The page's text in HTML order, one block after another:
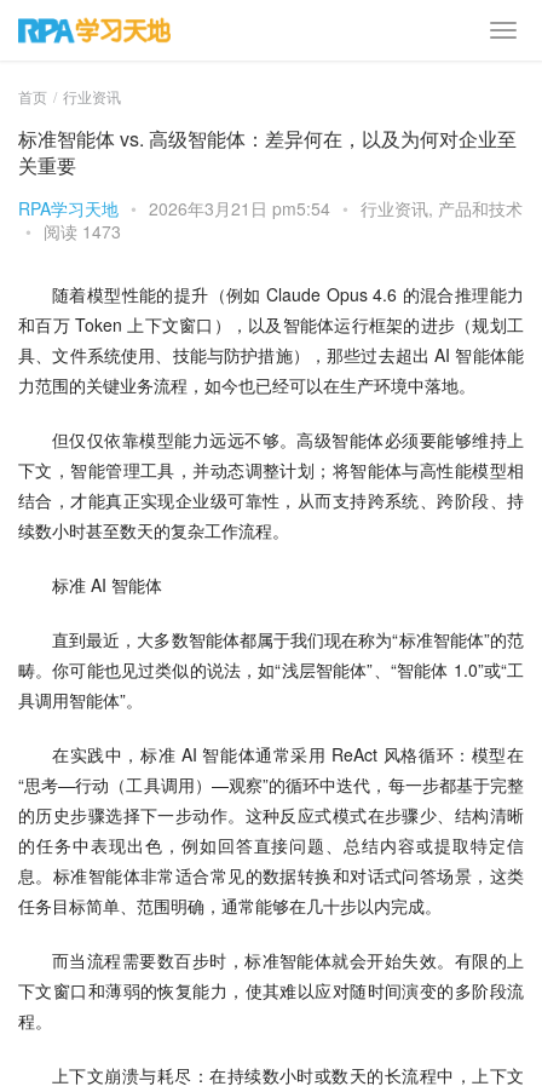
首页 行业资讯
标准智能体 vs. 高级智能体：差异何在，以及为何对企业至
关重要
RPA学习天地 • 2026年3月21日 pm5:54 • 行业资讯, 产品和技术
• 阅读 1473
随着模型性能的提升（例如 Claude Opus 4.6 的混合推理能力
和百万 Token 上下文窗口），以及智能体运行框架的进步（规划工
具、文件系统使用、技能与防护措施），那些过去超出 AI 智能体能
力范围的关键业务流程，如今也已经可以在生产环境中落地。
但仅仅依靠模型能力远远不够。高级智能体必须要能够维持上
下文，智能管理工具，并动态调整计划；将智能体与高性能模型相
结合，才能真正实现企业级可靠性，从而支持跨系统、跨阶段、持
续数小时甚至数天的复杂工作流程。
标准 AI 智能体
直到最近，大多数智能体都属于我们现在称为“标准智能体”的范
畴。你可能也见过类似的说法，如“浅层智能体”、“智能体 1.0”或“工
具调用智能体”。
在实践中，标准 AI 智能体通常采用 ReAct 风格循环：模型在
“思考—行动（工具调用）—观察”的循环中迭代，每一步都基于完整
的历史步骤选择下一步动作。这种反应式模式在步骤少、结构清晰
的任务中表现出色，例如回答直接问题、总结内容或提取特定信
息。标准智能体非常适合常见的数据转换和对话式问答场景，这类
任务目标简单、范围明确，通常能够在几十步以内完成。
而当流程需要数百步时，标准智能体就会开始失效。有限的上
下文窗口和薄弱的恢复能力，使其难以应对随时间演变的多阶段流
程。
上下文崩溃与耗尽：在持续数小时或数天的长流程中，上下文